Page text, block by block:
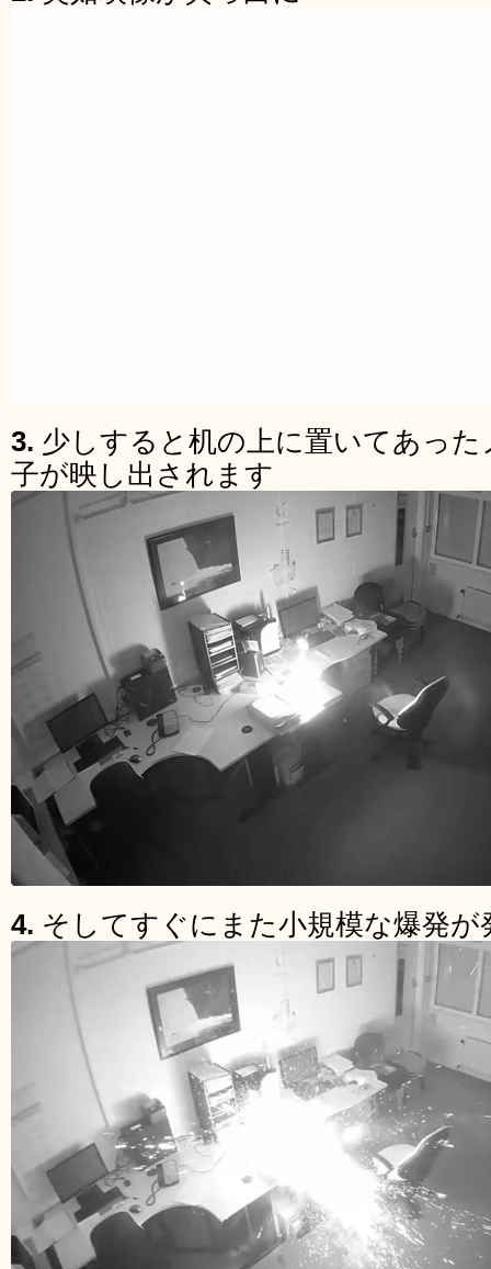
3. 少しすると机の上に置いてあっ
子が映し出されます
4. そしてすぐにまた小規模な爆発が